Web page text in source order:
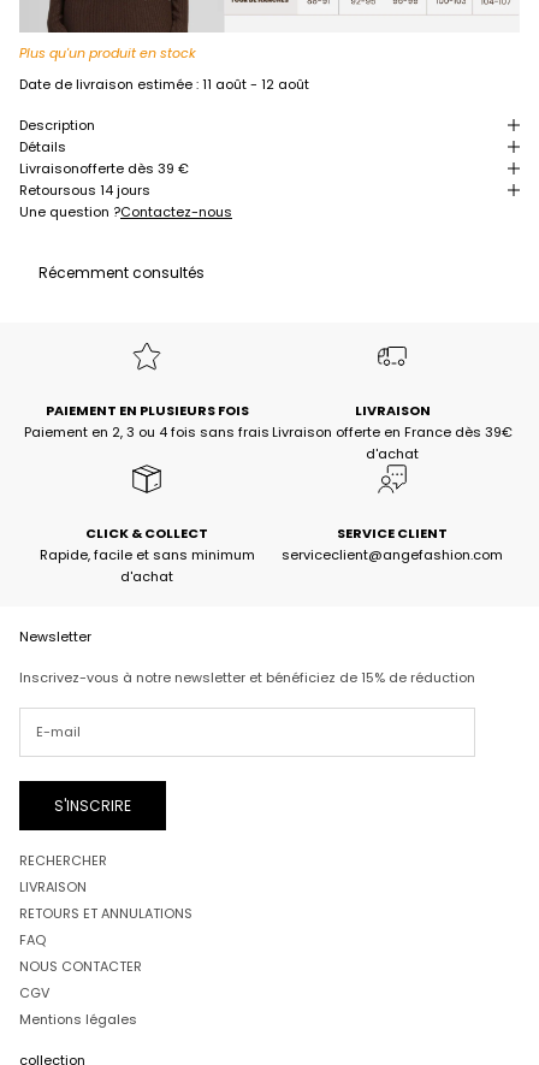
Plus qu'un produit en stock
Date de livraison estimée :11 août - 12 août
Description
Détails
Livraisonofferte dès 39 €
Retoursous 14 jours
Une question ?Contactez-nous
Récemment consultés
PAIEMENT EN PLUSIEURS FOIS
Paiement en 2, 3 ou 4 fois sans frais
LIVRAISON
Livraison offerte en France dès 39€
d'achat
CLICK & COLLECT
Rapide, facile et sans minimum
d'achat
SERVICE CLIENT
serviceclient@angefashion.com
Newsletter
Inscrivez-vous à notre newsletter et bénéficiez de 15% de réduction
S'INSCRIRE
RECHERCHER
LIVRAISON
RETOURS ET ANNULATIONS
FAQ
NOUS CONTACTER
CGV
Mentions légales
collection